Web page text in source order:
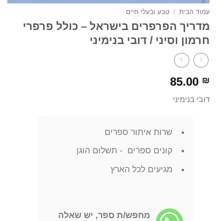
עמוד הבית / טבע ובעלי חיים
מדריך הפרפרים בישראל – כולל פרפרי
חרמון וסיני / דובי בנימיני
85.00 ₪
דובי בנימיני
שרות איתור ספרים
קונים ספרים - תשלום הוגן
מגיעים לכל הארץ
מחפש/ת ספר, יש שאלה